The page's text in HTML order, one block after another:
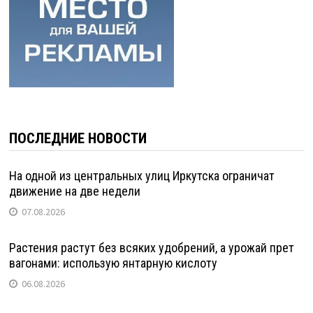
ПОСЛЕДНИЕ НОВОСТИ
На одной из центральных улиц Иркутска ограничат
движение на две недели
07.08.2026
Растения растут без всяких удобрений, а урожай прет
вагонами: использую янтарную кислоту
06.08.2026